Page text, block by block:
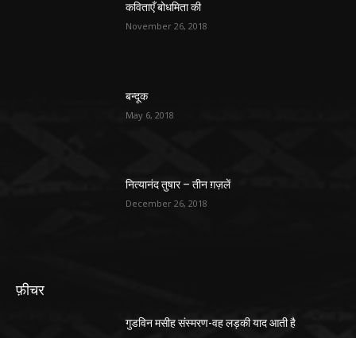
कविताएँ बोधमिता की
November 26, 2018
बन्दूक
May 6, 2018
नित्यानंद तुषार – तीन ग़ज़लें
December 26, 2018
फ़ीचर
गुडविन मसीह संस्मरण-वह लड़की याद आती है